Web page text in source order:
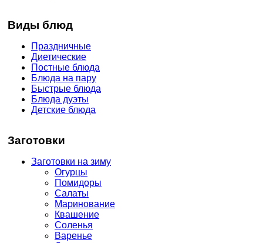
Виды блюд
Праздничные
Диетические
Постные блюда
Блюда на пару
Быстрые блюда
Блюда дуэты
Детские блюда
Заготовки
Заготовки на зиму
Огурцы
Помидоры
Салаты
Маринование
Квашение
Соленья
Варенье